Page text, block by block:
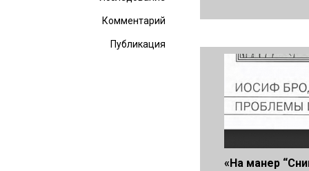
Комментарий
Публикация
«На манер